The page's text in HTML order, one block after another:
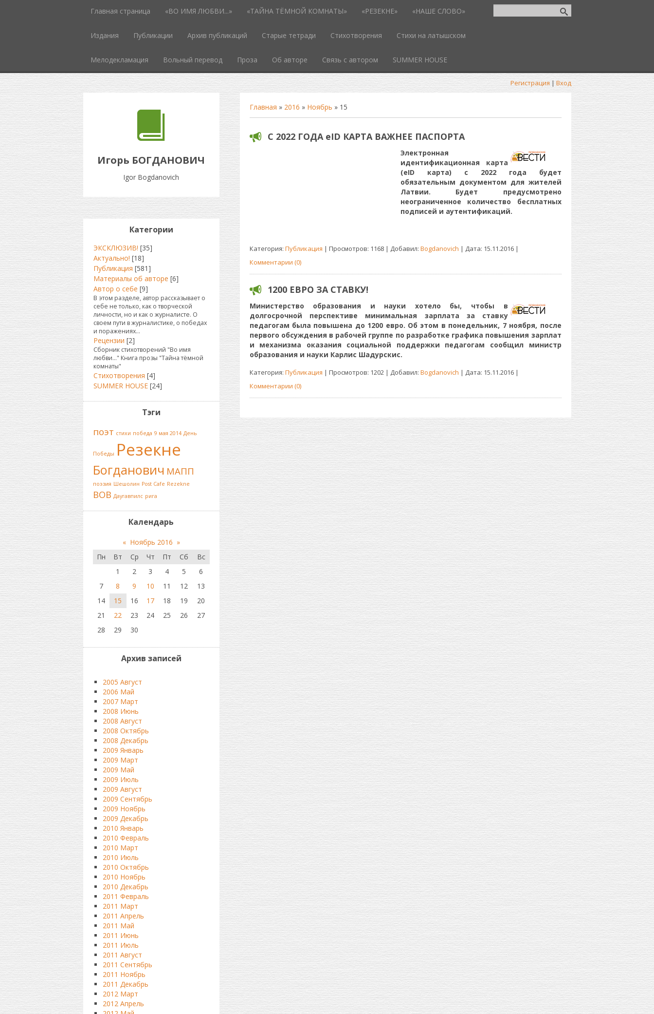
Главная страница «ВО ИМЯ ЛЮБВИ...» «ТАЙНА ТЁМНОЙ КОМНАТЫ» «РЕЗЕКНЕ» «НАШЕ СЛОВО»
Издания Публикации Архив публикаций Старые тетради Стихотворения Стихи на латышском
Мелодекламация Вольный перевод Проза Об авторе Связь с автором SUMMER HOUSE
Регистрация | Вход
Игорь БОГДАНОВИЧ
Igor Bogdanovich
Главная » 2016 » Ноябрь » 15
C 2022 ГОДА eID КАРТА ВАЖНЕЕ ПАСПОРТА
Электронная
идентификационная карта
(eID карта) с 2022 года будет
обязательным документом для жителей
Латвии. Будет предусмотрено
неограниченное количество бесплатных
подписей и аутентификаций.
Категория: Публикация | Просмотров: 1168 | Добавил: Bogdanovich | Дата: 15.11.2016|
Комментарии (0)
1200 ЕВРО ЗА СТАВКУ!
Министерство образования и науки хотело бы, чтобы в
долгосрочной перспективе минимальная зарплата за ставку
педагогам была повышена до 1200 евро. Об этом в понедельник, 7 ноября, после
первого обсуждения в рабочей группе по разработке графика повышения зарплат
и механизма оказания социальной поддержки педагогам сообщил министр
образования и науки Карлис Шадурскис.
Категория: Публикация | Просмотров: 1202 | Добавил: Bogdanovich | Дата: 15.11.2016|
Комментарии (0)
Категории
ЭКСКЛЮЗИВ! [35]
Актуально! [18]
Публикация [581]
Материалы об авторе [6]
Автор о себе [9]
В этом разделе, автор рассказывает о
себе не только, как о творческой
личности, но и как о журналисте. О
своем пути в журналистике, о победах
и поражениях...
Рецензии [2]
Сборник стихотворений "Во имя
любви..." Книга прозы "Тайна тёмной
комнаты"
Стихотворения [4]
SUMMER HOUSE [24]
Тэги
поэт стихи победа 9 мая 2014 День
Победы Резекне
Богданович МАПП
поэзия Шешолин Post Cafe Rezekne
ВОВ Даугавпилс рига
Календарь
« Ноябрь 2016 »
Пн
Вт Ср Чт Пт Сб
Вс
1
2 3 4 5
6
7
8 9 10 11 12
13
14
15 16 17 18 19
20
21
22 23 24 25 26
27
28
29 30
Архив записей
2005 Август
2006 Май
2007 Март
2008 Июнь
2008 Август
2008 Октябрь
2008 Декабрь
2009 Январь
2009 Март
2009 Май
2009 Июль
2009 Август
2009 Сентябрь
2009 Ноябрь
2009 Декабрь
2010 Январь
2010 Февраль
2010 Март
2010 Июль
2010 Октябрь
2010 Ноябрь
2010 Декабрь
2011 Февраль
2011 Март
2011 Апрель
2011 Май
2011 Июнь
2011 Июль
2011 Август
2011 Сентябрь
2011 Ноябрь
2011 Декабрь
2012 Март
2012 Апрель